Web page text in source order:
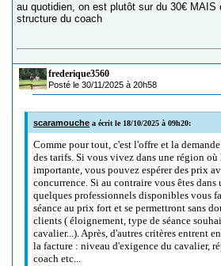
au quotidien, on est plutôt sur du 30€ MAIS
structure du coach
frederique3560
Posté le 30/11/2025 à 20h58
scaramouche a écrit le 18/10/2025 à 09h20:
Comme pour tout, c'est l'offre et la
des tarifs. Si vous vivez dans une région où
importante, vous pouvez espérer des prix
concurrence. Si au contraire vous êtes dans
quelques professionnels disponibles vous
séance au prix fort et se permettront sans
clients ( éloignement, type de séance
cavalier...). Après, d'autres critères entrent
la facture : niveau d'exigence du cavalier,
coach etc...